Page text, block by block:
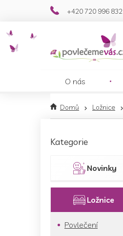
+420 720 996 832
O nás
Domů Ložnice
kategorie
Kategorie
Novinky
Ložnice
Povlečení